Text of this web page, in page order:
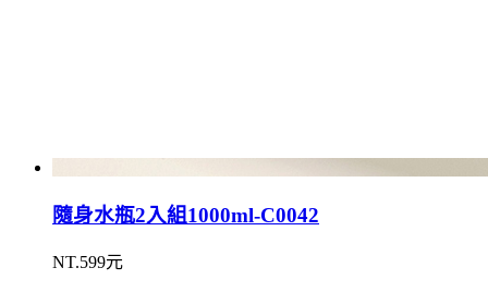
隨身水瓶2入組1000ml-C0042
NT.599元